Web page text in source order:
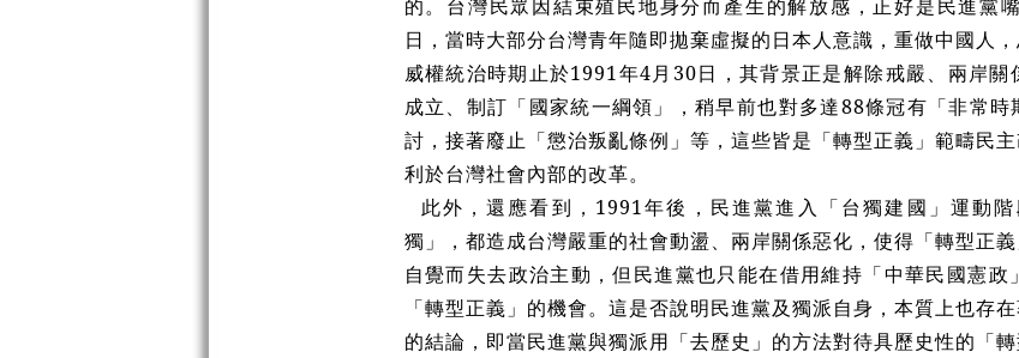
的。台灣民眾因結束殖民地身分而產生的解放感，正好是民進黨
日，當時大部分台灣青年隨即拋棄虛擬的日本人意識，重做中國人
威權統治時期止於1991年4月30日，其背景正是解除戒嚴、兩岸
成立、制訂「國家統一綱領」，稍早前也對多達88條冠有「非常
討，接著廢止「懲治叛亂條例」等，這些皆是「轉型正義」範疇民
利於台灣社會內部的改革。
此外，還應看到，1991年後，民進黨進入「台獨建國」運動
獨」，都造成台灣嚴重的社會動盪、兩岸關係惡化，使得「轉型正
自覺而失去政治主動，但民進黨也只能在借用維持「中華民國憲
「轉型正義」的機會。這是否說明民進黨及獨派自身，本質上也存
的結論，即當民進黨與獨派用「去歷史」的方法對待具歷史性的「